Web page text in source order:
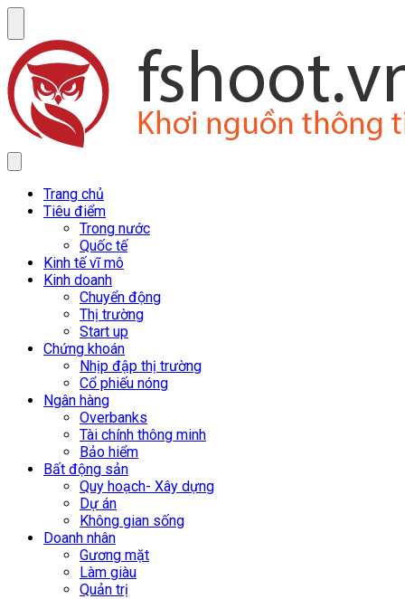
Trang chủ
Tiêu điểm
Trong nước
Quốc tế
Kinh tế vĩ mô
Kinh doanh
Chuyển động
Thị trường
Start up
Chứng khoán
Nhịp đập thị trường
Cổ phiếu nóng
Ngân hàng
Overbanks
Tài chính thông minh
Bảo hiểm
Bất động sản
Quy hoạch- Xây dựng
Dự án
Không gian sống
Doanh nhân
Gương mặt
Làm giàu
Quản trị